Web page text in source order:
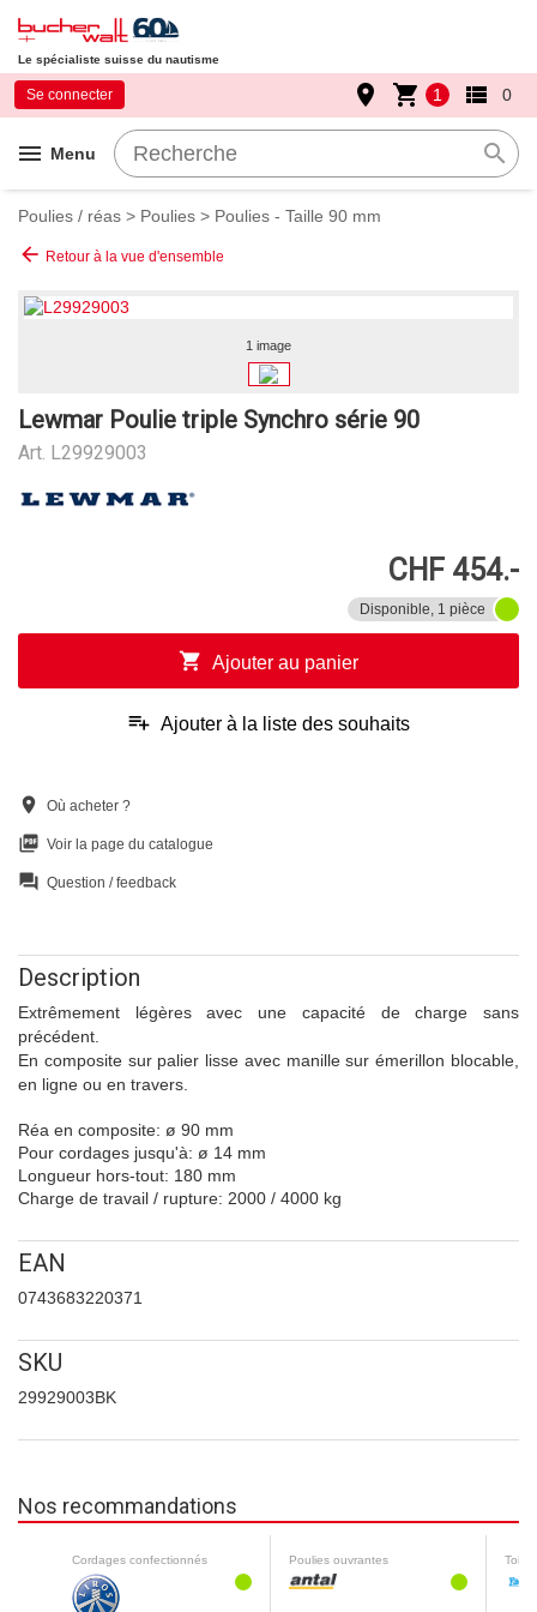
Le spécialiste suisse du nautisme
menu Menu search
Se connecter place shopping_cart 1 view_list 0
Poulies / réas > Poulies > Poulies - Taille 90 mm
arrow_back Retour à la vue d'ensemble
1 image
Lewmar Poulie triple Synchro série 90
Art. L29929003
CHF 454.-
Disponible, 1 pièce
shopping_cart Ajouter au panier
playlist_add Ajouter à la liste des souhaits
location_on Où acheter ?
picture_as_pdf Voir la page du catalogue
question_answer Question / feedback
Description
Extrêmement légères avec une capacité de charge sans
précédent.
En composite sur palier lisse avec manille sur émerillon blocable,
en ligne ou en travers.
Réa en composite: ø 90 mm
Pour cordages jusqu'à: ø 14 mm
Longueur hors-tout: 180 mm
Charge de travail / rupture: 2000 / 4000 kg
EAN
0743683220371
SKU
29929003BK
Nos recommandations
Cordages confectionnés Poulies ouvrantes